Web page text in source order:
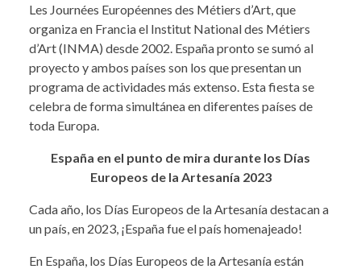
Les Journées Européennes des Métiers d’Art, que
organiza en Francia el Institut National des Métiers
d’Art (INMA) desde 2002. España pronto se sumó al
proyecto y ambos países son los que presentan un
programa de actividades más extenso. Esta fiesta se
celebra de forma simultánea en diferentes países de
toda Europa.
España en el punto de mira durante los Días
Europeos de la Artesanía 2023
Cada año, los Días Europeos de la Artesanía destacan a
un país, en 2023, ¡España fue el país homenajeado!
En España, los Días Europeos de la Artesanía están